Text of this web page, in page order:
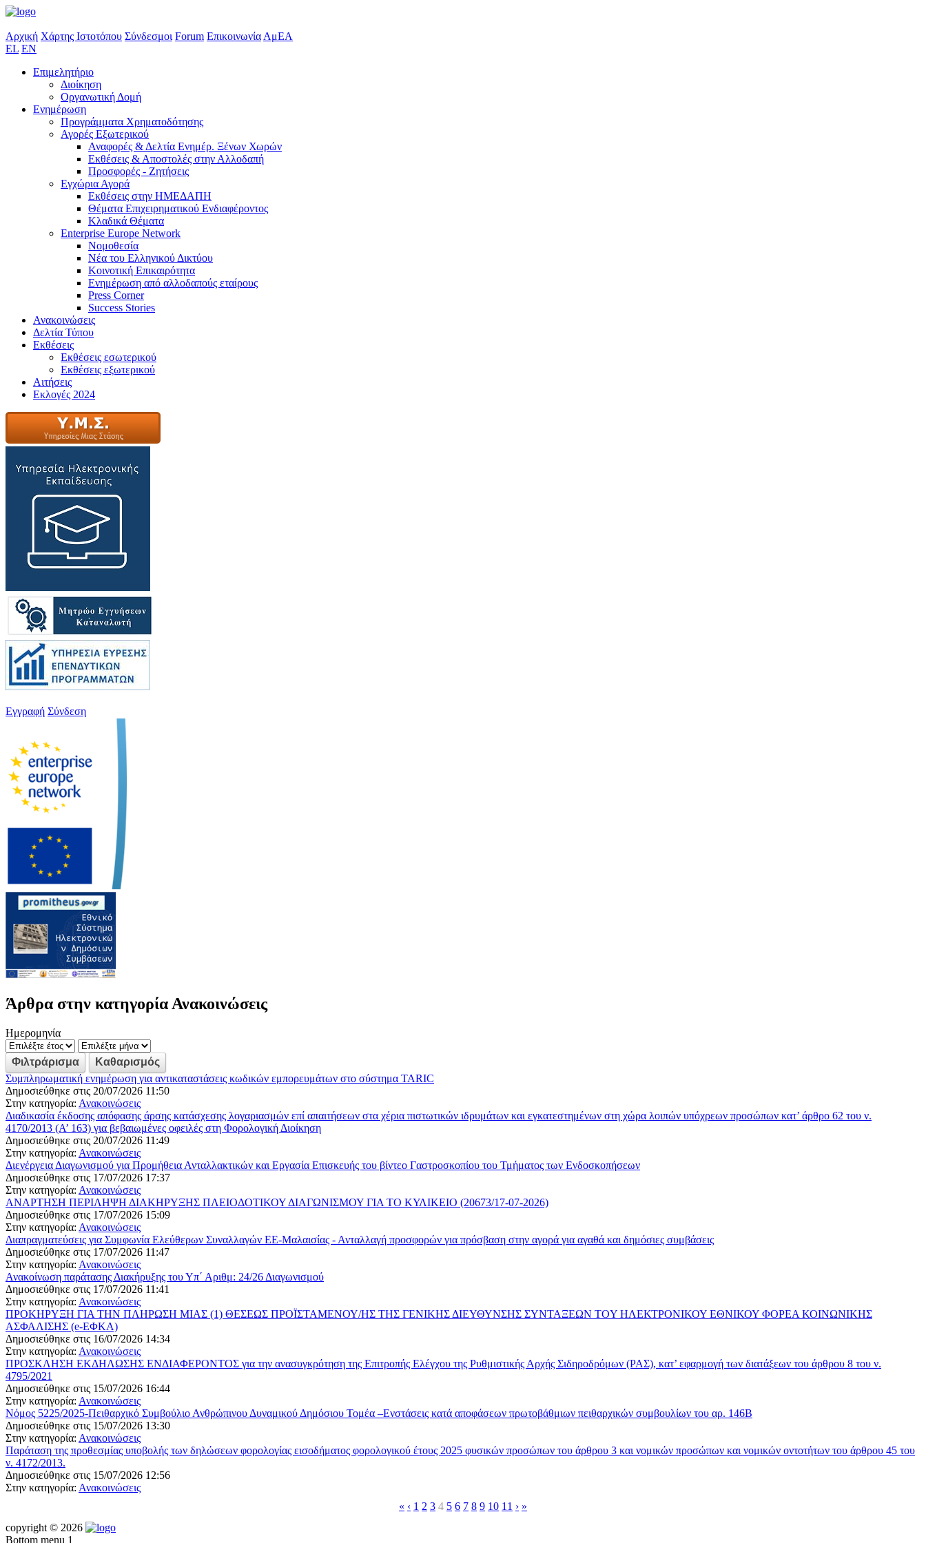
Αρχική Χάρτης Ιστοτόπου Σύνδεσμοι Forum Επικοινωνία ΑμΕΑ
EL EN
Επιμελητήριο
Διοίκηση
Οργανωτική Δομή
Ενημέρωση
Προγράμματα Χρηματοδότησης
Αγορές Εξωτερικού
Αναφορές & Δελτία Ενημέρ. Ξένων Χωρών
Εκθέσεις & Αποστολές στην Αλλοδαπή
Προσφορές - Ζητήσεις
Εγχώρια Αγορά
Εκθέσεις στην ΗΜΕΔΑΠΗ
Θέματα Επιχειρηματικού Ενδιαφέροντος
Κλαδικά Θέματα
Enterprise Europe Network
Νομοθεσία
Νέα του Ελληνικού Δικτύου
Κοινοτική Επικαιρότητα
Ενημέρωση από αλλοδαπούς εταίρους
Press Corner
Success Stories
Ανακοινώσεις
Δελτία Τύπου
Εκθέσεις
Εκθέσεις εσωτερικού
Εκθέσεις εξωτερικού
Αιτήσεις
Εκλογές 2024
Εγγραφή Σύνδεση
Άρθρα στην κατηγορία Ανακοινώσεις
Ημερομηνία
Συμπληρωματική ενημέρωση για αντικαταστάσεις κωδικών εμπορευμάτων στο σύστημα TARIC
Δημοσιεύθηκε στις 20/07/2026 11:50
Στην κατηγορία: Ανακοινώσεις
Διαδικασία έκδοσης απόφασης άρσης κατάσχεσης λογαριασμών επί απαιτήσεων στα χέρια πιστωτικών ιδρυμάτων και εγκατεστημένων στη χώρα λοιπών υπόχρεων προσώπων κατ’ άρθρο 62 του ν.
4170/2013 (Α’ 163) για βεβαιωμένες οφειλές στη Φορολογική Διοίκηση
Δημοσιεύθηκε στις 20/07/2026 11:49
Στην κατηγορία: Ανακοινώσεις
Διενέργεια Διαγωνισμού για Προμήθεια Ανταλλακτικών και Εργασία Επισκευής του βίντεο Γαστροσκοπίου του Τμήματος των Ενδοσκοπήσεων
Δημοσιεύθηκε στις 17/07/2026 17:37
Στην κατηγορία: Ανακοινώσεις
ΑΝΑΡΤΗΣΗ ΠΕΡΙΛΗΨΗ ΔΙΑΚΗΡΥΞΗΣ ΠΛΕΙΟΔΟΤΙΚΟΥ ΔΙΑΓΩΝΙΣΜΟΥ ΓΙΑ ΤΟ ΚΥΛΙΚΕΙΟ (20673/17-07-2026)
Δημοσιεύθηκε στις 17/07/2026 15:09
Στην κατηγορία: Ανακοινώσεις
Διαπραγματεύσεις για Συμφωνία Ελεύθερων Συναλλαγών ΕΕ-Μαλαισίας - Ανταλλαγή προσφορών για πρόσβαση στην αγορά για αγαθά και δημόσιες συμβάσεις
Δημοσιεύθηκε στις 17/07/2026 11:47
Στην κατηγορία: Ανακοινώσεις
Ανακοίνωση παράτασης Διακήρυξης του Υπ΄ Αριθμ: 24/26 Διαγωνισμού
Δημοσιεύθηκε στις 17/07/2026 11:41
Στην κατηγορία: Ανακοινώσεις
ΠΡΟΚΗΡΥΞΗ ΓΙΑ ΤΗΝ ΠΛΗΡΩΣΗ ΜΙΑΣ (1) ΘΕΣΕΩΣ ΠΡΟΪΣΤΑΜΕΝΟΥ/ΗΣ ΤΗΣ ΓΕΝΙΚΗΣ ΔΙΕΥΘΥΝΣΗΣ ΣΥΝΤΑΞΕΩΝ ΤOY ΗΛΕΚΤΡΟΝΙΚΟΥ ΕΘΝΙΚΟΥ ΦΟΡΕΑ ΚΟΙΝΩΝΙΚΗΣ
ΑΣΦΑΛΙΣΗΣ (e-ΕΦΚΑ)
Δημοσιεύθηκε στις 16/07/2026 14:34
Στην κατηγορία: Ανακοινώσεις
ΠΡΟΣΚΛΗΣΗ ΕΚΔΗΛΩΣΗΣ ΕΝΔΙΑΦΕΡΟΝΤΟΣ για την ανασυγκρότηση της Επιτροπής Ελέγχου της Ρυθμιστικής Αρχής Σιδηροδρόμων (ΡΑΣ), κατ’ εφαρμογή των διατάξεων του άρθρου 8 του ν.
4795/2021
Δημοσιεύθηκε στις 15/07/2026 16:44
Στην κατηγορία: Ανακοινώσεις
Νόμος 5225/2025-Πειθαρχικό Συμβούλιο Ανθρώπινου Δυναμικού Δημόσιου Τομέα –Ενστάσεις κατά αποφάσεων πρωτοβάθμιων πειθαρχικών συμβουλίων του αρ. 146Β
Δημοσιεύθηκε στις 15/07/2026 13:30
Στην κατηγορία: Ανακοινώσεις
Παράταση της προθεσμίας υποβολής των δηλώσεων φορολογίας εισοδήματος φορολογικού έτους 2025 φυσικών προσώπων του άρθρου 3 και νομικών προσώπων και νομικών οντοτήτων του άρθρου 45 του
ν. 4172/2013.
Δημοσιεύθηκε στις 15/07/2026 12:56
Στην κατηγορία: Ανακοινώσεις
« ‹ 1 2 3 4 5 6 7 8 9 10 11 › »
copyright © 2026
Bottom menu 1